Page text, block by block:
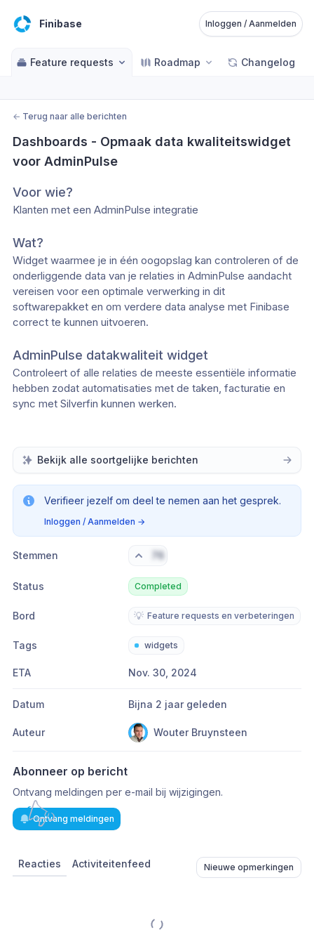
Finibase Inloggen / Aanmelden
Feature requests Roadmap Changelog
← Terug naar alle berichten
Dashboards - Opmaak data kwaliteitswidget
voor AdminPulse
Voor wie?
Klanten met een AdminPulse integratie
Wat?
Widget waarmee je in één oogopslag kan controleren of de
onderliggende data van je relaties in AdminPulse aandacht
vereisen voor een optimale verwerking in dit
softwarepakket en om verdere data analyse met Finibase
correct te kunnen uitvoeren.
AdminPulse datakwaliteit widget
Controleert of alle relaties de meeste essentiële informatie
hebben zodat automatisaties met de taken, facturatie en
sync met Silverfin kunnen werken.
Bekijk alle soortgelijke berichten
Verifieer jezelf om deel te nemen aan het gesprek.
Inloggen / Aanmelden →
Stemmen 76
Status Completed
Bord 💡 Feature requests en verbeteringen
Tags widgets
ETA Nov. 30, 2024
Datum Bijna 2 jaar geleden
Auteur Wouter Bruynsteen
Abonneer op bericht
Ontvang meldingen per e-mail bij wijzigingen.
Ontvang meldingen
Reacties Activiteitenfeed Nieuwe opmerkingen